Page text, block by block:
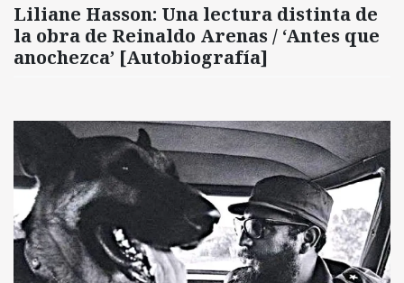
Liliane Hasson: Una lectura distinta de
la obra de Reinaldo Arenas / ‘Antes que
anochezca’ [Autobiografía]